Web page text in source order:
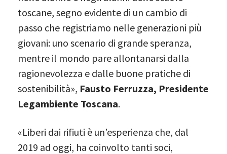
toscane, segno evidente di un cambio di
passo che registriamo nelle generazioni più
giovani: uno scenario di grande speranza,
mentre il mondo pare allontanarsi dalla
ragionevolezza e dalle buone pratiche di
sostenibilità», Fausto Ferruzza, Presidente
Legambiente Toscana.
«Liberi dai rifiuti è un’esperienza che, dal
2019 ad oggi, ha coinvolto tanti soci,